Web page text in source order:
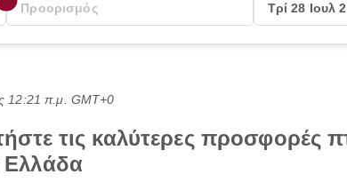
Τρί 28 Ιουλ
12:21 π.μ. GMT+0
τις καλύτερες προσφορές